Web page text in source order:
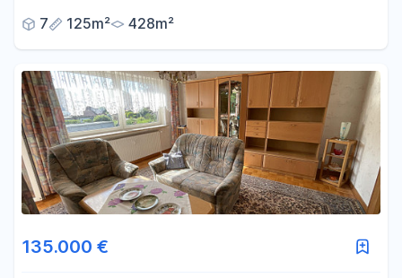
7
125m² 428m²
135.000 €